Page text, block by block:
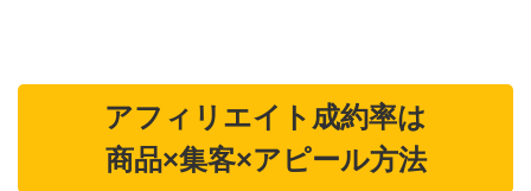
アフィリエイト成約率は
商品×集客×アピール方法